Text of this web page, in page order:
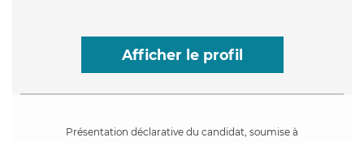
Afficher le profil
Présentation déclarative du candidat, soumise à